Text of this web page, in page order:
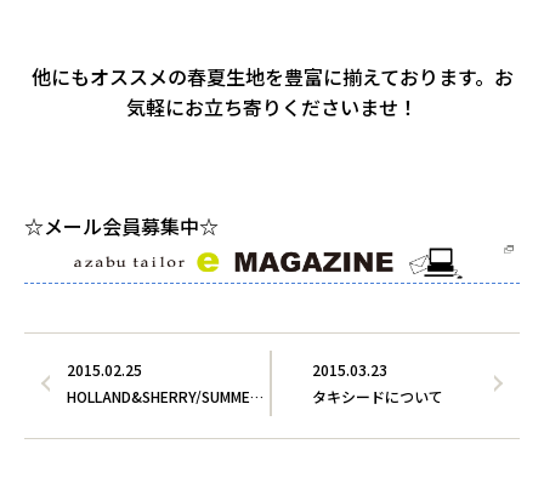
他にもオススメの春夏生地を豊富に揃えております。お
気軽にお立ち寄りくださいませ！
☆メール会員募集中☆
2015.03.23
タキシードについて
2015.02.25
HOLLAND&SHERRY/SUMME…